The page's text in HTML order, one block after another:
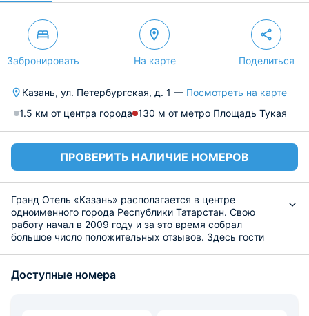
Забронировать На карте Поделиться
Казань, ул. Петербургская, д. 1 — Посмотреть на карте
1.5 км от центра города 130 м от метро Площадь Тукая
ПРОВЕРИТЬ НАЛИЧИЕ НОМЕРОВ
Гранд Отель «Казань» располагается в центре
одноименного города Республики Татарстан. Свою
работу начал в 2009 году и за это время собрал
большое число положительных отзывов. Здесь гости
Благодаря удобной локации возможно посетить
Доступные номера